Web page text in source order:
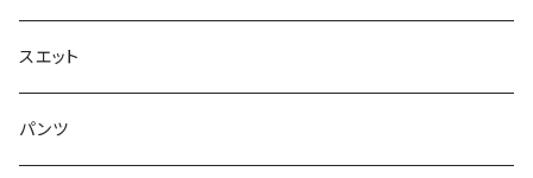
アンダーウェア
アクセサリー
8インチ
8.1インチ
スエット
パンツ